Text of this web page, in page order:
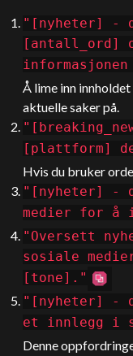
"[nyheter] -
[antall_ord]
Å lime inn
aktuelle saker på.
[plattform]
Hvis du bruker
"[nyheter] -
medier for å
"Oversett
sosiale
[tone]."
"[nyheter] -
et innlegg i
Denne